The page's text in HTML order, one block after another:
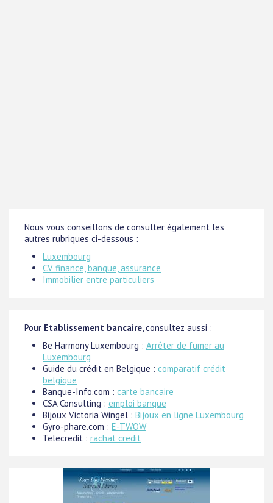
Nous vous conseillons de consulter également les
autres rubriques ci-dessous :
Luxembourg
CV finance, banque, assurance
Immobilier entre particuliers
Pour Etablissement bancaire, consultez aussi :
Be Harmony Luxembourg : Arrêter de fumer au
Luxembourg
Guide du crédit en Belgique : comparatif crédit
belgique
Banque-Info.com : carte bancaire
CSA Consulting : emploi banque
Bijoux Victoria Wingel : Bijoux en ligne Luxembourg
Gyro-phare.com : E-TWOW
Telecredit : rachat credit